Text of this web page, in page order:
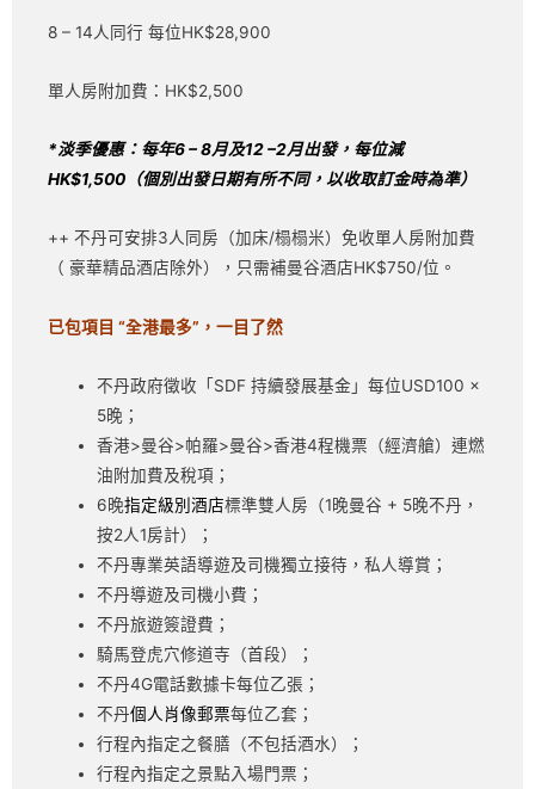
8 – 14人同行 每位HK$28,900
單人房附加費：HK$2,500
*淡季優惠：每年6 – 8月及12 –2月出發，每位減
HK$1,500 （個別出發日期有所不同，以收取訂金時為準）
++ 不丹可安排3人同房（加床/榻榻米）免收單人房附加費
（ 豪華精品酒店除外），只需補曼谷酒店HK$750/位。
已包項目 “全港最多”，一目了然
不丹政府徵收「SDF 持續發展基金」每位USD100 x
5晚；
香港>曼谷>帕羅>曼谷>香港4程機票（經濟艙）連燃
油附加費及稅項；
6晚指定級別酒店標準雙人房（1晚曼谷 + 5晚不丹，
按2人1房計）；
不丹專業英語導遊及司機獨立接待，私人導賞；
不丹導遊及司機小費；
不丹旅遊簽證費；
騎馬登虎穴修道寺（首段）；
不丹4G電話數據卡每位乙張；
不丹個人肖像郵票每位乙套；
行程內指定之餐膳（不包括酒水）；
行程內指定之景點入場門票；